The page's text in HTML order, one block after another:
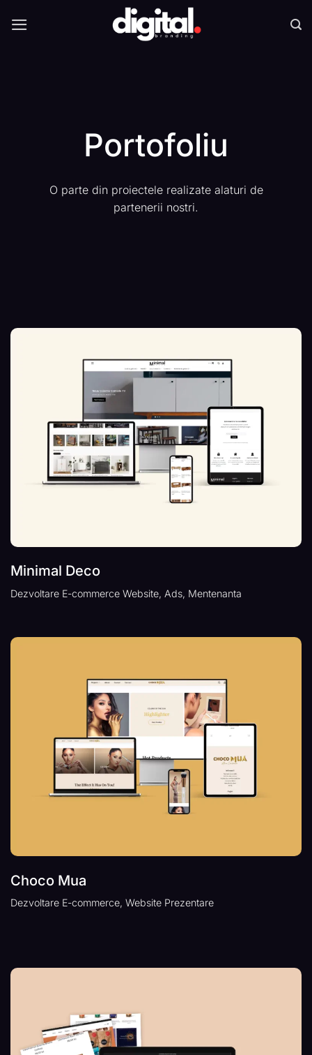
Portofoliu
O parte din proiectele realizate alaturi de
partenerii nostri.
Minimal Deco
Dezvoltare E-commerce Website, Ads, Mentenanta
Choco Mua
Dezvoltare E-commerce, Website Prezentare